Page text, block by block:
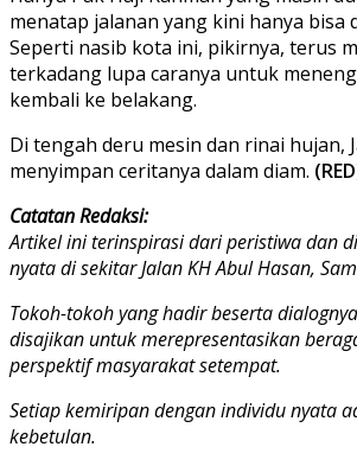
menatap jalanan yang kini hanya bisa
Seperti nasib kota ini, pikirnya, terus
terkadang lupa caranya untuk
kembali ke belakang.
Di tengah deru mesin dan rinai hujan,
menyimpan ceritanya dalam diam.
Catatan Redaksi:
Artikel ini terinspirasi dari peristiwa dan
nyata di sekitar Jalan KH Abul Hasan,
Tokoh-tokoh yang hadir beserta
disajikan untuk merepresentasikan
perspektif masyarakat setempat.
Setiap kemiripan dengan individu nyata
kebetulan.